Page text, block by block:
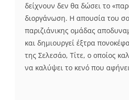
δείχνουν δεν θα δώσει το
διοργάνωση. Η απουσία του
παριζιάνικης ομάδας
και δημιουργεί έξτρα
της Σελεσάο, Τίτε, ο οποίος
να καλύψει το κενό που